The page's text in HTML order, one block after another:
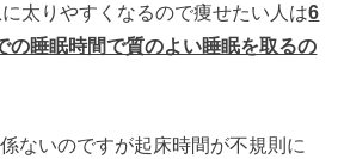
太りやすくなるので痩せたい人は6
の睡眠時間で質のよい睡眠を取るの
ないのですが起床時間が不規則に